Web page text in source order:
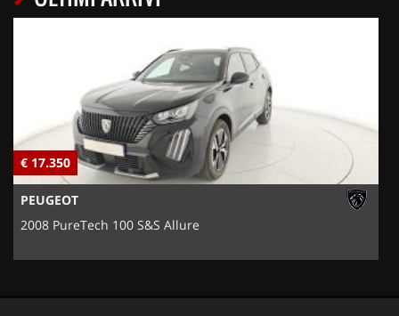
€ 17.350
PEUGEOT
2008 PureTech 100 S&S Allure